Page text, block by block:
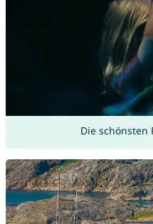
Die schönsten